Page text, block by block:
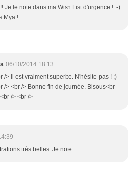
Je le note dans ma Wish List d'urgence ! :-)
Mya !
06/10/2014 18:13
/> Il est vraiment superbe. N'hésite-pas ! ;)
/> <br /> Bonne fin de journée. Bisous<br
/> <br />
très belles. Je note.